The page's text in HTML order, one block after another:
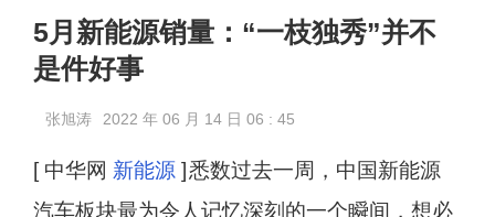
5月新能源销量：“一枝独秀”并不
是件好事
张旭涛 2022 年 06 月 14 日 06 : 45
[ 中华网 新能源 ] 悉数过去一周，中国新能源
汽车板块最为令人记忆深刻的一个瞬间，想必